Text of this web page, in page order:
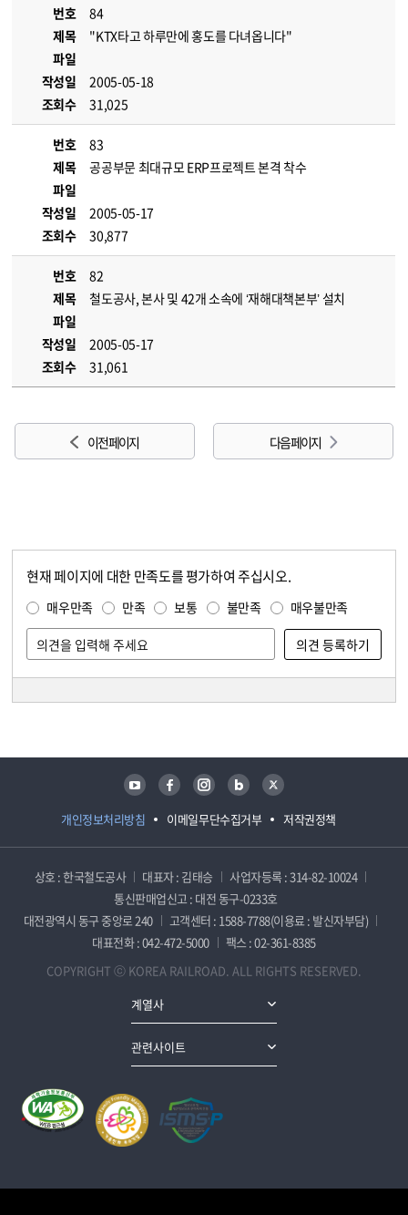
번호
84
제목
"KTX타고 하루만에 홍도를 다녀옵니다"
파일
작성일
2005-05-18
조회수
31,025
번호
83
제목
공공부문 최대규모 ERP프로젝트 본격 착수
파일
작성일
2005-05-17
조회수
30,877
번호
82
제목
철도공사, 본사 및 42개 소속에 ‘재해대책본부’ 설치
파일
작성일
2005-05-17
조회수
31,061
이전 페이지 다음 페이지
현재 페이지에 대한 만족도를 평가하여 주십시오.
매우만족 만족 보통 불만족 매우불만족
개인정보처리방침 이메일무단수집거부 저작권정책
유튜브 페이스북 인스타그램 블로그 트위터
상호 : 한국철도공사 대표자 : 김태승
사업자등록 : 314-82-10024
통신판매업신고 : 대전 동구-0233호
대전광역시 동구 중앙로 240
고객센터 : 1588-7788(이용료 : 발신자부담)
대표전화 : 042-472-5000
팩스 : 02-361-8385
COPYRIGHT ⓒ KOREA RAILROAD. ALL RIGHTS RESERVED.
계열사
관련사이트